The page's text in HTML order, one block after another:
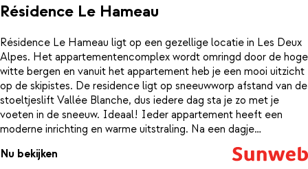
Résidence Le Hameau
Résidence Le Hameau ligt op een gezellige locatie in Les Deux
Alpes. Het appartementencomplex wordt omringd door de hoge
witte bergen en vanuit het appartement heb je een mooi uitzicht
op de skipistes. De residence ligt op sneeuwworp afstand van de
stoeltjeslift Vallée Blanche, dus iedere dag sta je zo met je
voeten in de sneeuw. Ideaal! Ieder appartement heeft een
moderne inrichting en warme uitstraling. Na een dagje
slalommen is het hier heerlijk thuiskomen. Wil je even bijkomen en
de spieren losmaken? Trek dan een aantal baantjes in het
Nu bekijken